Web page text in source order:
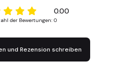
0.00
der Bewertungen: 0
und Rezension schreiben